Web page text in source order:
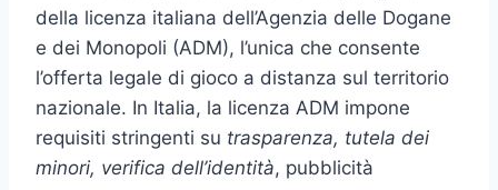
della licenza italiana dell’Agenzia delle Dogane
e dei Monopoli (ADM), l’unica che consente
l’offerta legale di gioco a distanza sul territorio
nazionale. In Italia, la licenza ADM impone
requisiti stringenti su trasparenza, tutela dei
minori, verifica dell’identità, pubblicità